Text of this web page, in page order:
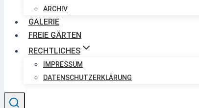
ARCHIV
GALERIE
FREIE GÄRTEN
RECHTLICHES
IMPRESSUM
DATENSCHUTZERKLÄRUNG